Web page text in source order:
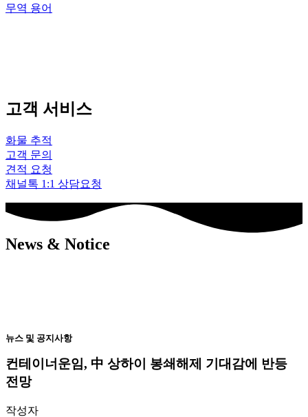
무역 용어
고객 서비스
화물 추적
고객 문의
견적 요청
채널톡 1:1 상담요청
News & Notice
뉴스 및 공지사항
컨테이너운임, 中 상하이 봉쇄해제 기대감에 반등
전망
작성자